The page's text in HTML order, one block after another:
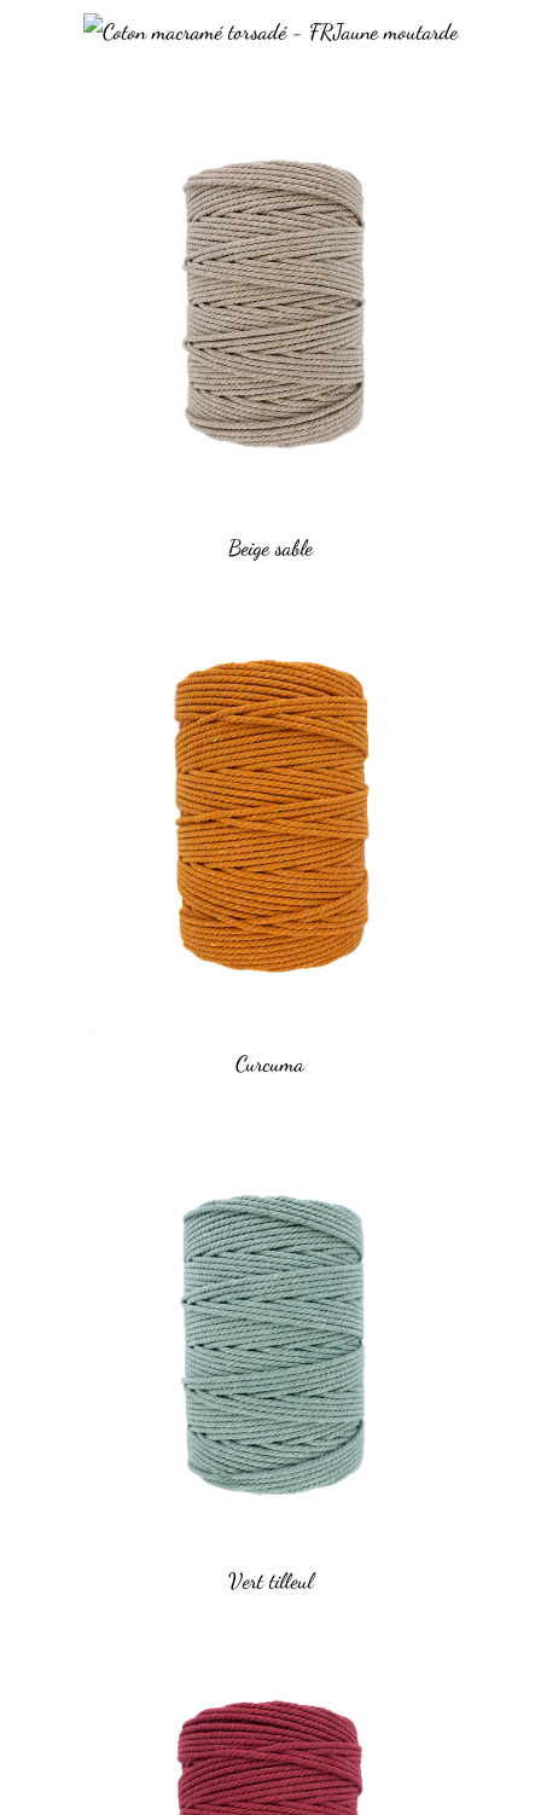
Jaune moutarde
Beige sable
Curcuma
Vert tilleul